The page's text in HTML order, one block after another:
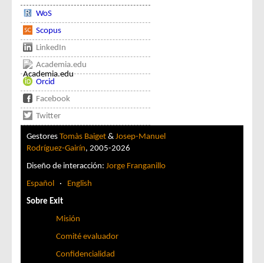
WoS
Scopus
LinkedIn
Academia.edu
Orcid
Facebook
Twitter
Gestores Tomàs Baiget & Josep-Manuel
Rodríguez-Gairín, 2005-2026
Diseño de interacción: Jorge Franganillo
Español · English
Sobre Exit
Misión
Comité evaluador
Confidencialidad